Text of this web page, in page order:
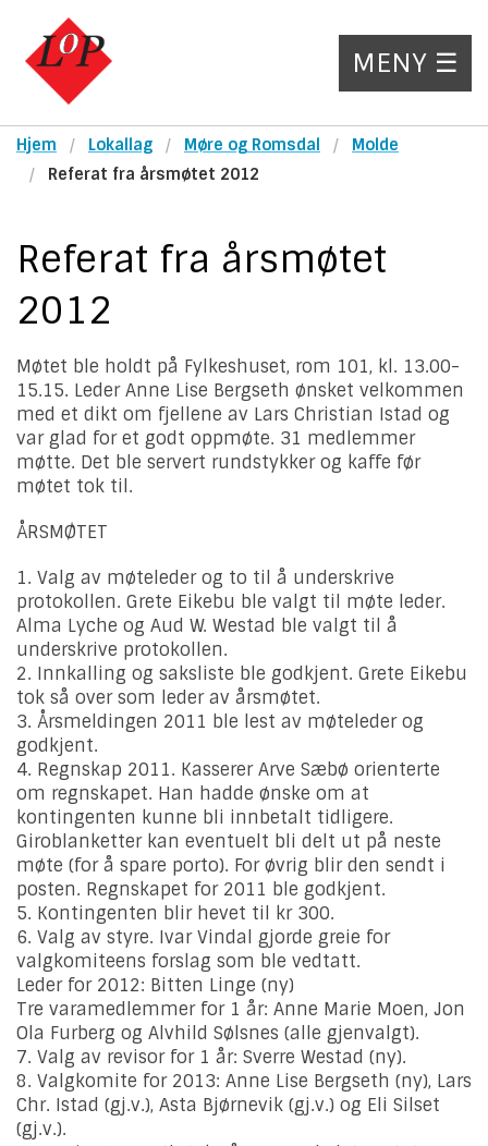
MENY ☰
Hjem Lokallag Møre og Romsdal
Molde
Referat fra årsmøtet 2012
Referat fra årsmøtet
2012
Møtet ble holdt på Fylkeshuset, rom 101, kl. 13.00-
15.15. Leder Anne Lise Bergseth ønsket velkommen
med et dikt om fjellene av Lars Christian Istad og
var glad for et godt oppmøte. 31 medlemmer
møtte. Det ble servert rundstykker og kaffe før
møtet tok til.
ÅRSMØTET
1. Valg av møteleder og to til å underskrive
protokollen. Grete Eikebu ble valgt til møte leder.
Alma Lyche og Aud W. Westad ble valgt til å
underskrive protokollen.
2. Innkalling og saksliste ble godkjent. Grete Eikebu
tok så over som leder av årsmøtet.
3. Årsmeldingen 2011 ble lest av møteleder og
godkjent.
4. Regnskap 2011. Kasserer Arve Sæbø orienterte
om regnskapet. Han hadde ønske om at
kontingenten kunne bli innbetalt tidligere.
Giroblanketter kan eventuelt bli delt ut på neste
møte (for å spare porto). For øvrig blir den sendt i
posten. Regnskapet for 2011 ble godkjent.
5. Kontingenten blir hevet til kr 300.
6. Valg av styre. Ivar Vindal gjorde greie for
valgkomiteens forslag som ble vedtatt.
Leder for 2012: Bitten Linge (ny)
Tre varamedlemmer for 1 år: Anne Marie Moen, Jon
Ola Furberg og Alvhild Sølsnes (alle gjenvalgt).
7. Valg av revisor for 1 år: Sverre Westad (ny).
8. Valgkomite for 2013: Anne Lise Bergseth (ny), Lars
Chr. Istad (gj.v.), Asta Bjørnevik (gj.v.) og Eli Silset
(gj.v.).